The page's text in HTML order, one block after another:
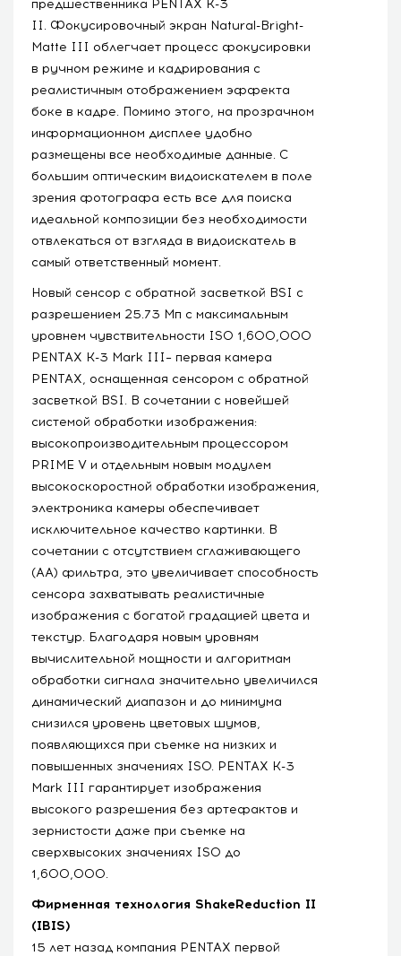
предшественника PENTAX K-3
II. Фокусировочный экран Natural-Bright-
Matte III облегчает процесс фокусировки
в ручном режиме и кадрирования с
реалистичным отображением эффекта
боке в кадре. Помимо этого, на прозрачном
информационном дисплее удобно
размещены все необходимые данные. С
большим оптическим видоискателем в поле
зрения фотографа есть все для поиска
идеальной композиции без необходимости
отвлекаться от взгляда в видоискатель в
самый ответственный момент.
Новый сенсор с обратной засветкой BSI с
разрешением 25.73 Мп с максимальным
уровнем чувствительности ISO 1,600,000
PENTAX K-3 Mark III– первая камера
PENTAX, оснащенная сенсором с обратной
засветкой BSI. В сочетании с новейшей
системой обработки изображения:
высокопроизводительным процессором
PRIME V и отдельным новым модулем
высокоскоростной обработки изображения,
электроника камеры обеспечивает
исключительное качество картинки. В
сочетании с отсутствием сглаживающего
(AA) фильтра, это увеличивает способность
сенсора захватывать реалистичные
изображения с богатой градацией цвета и
текстур. Благодаря новым уровням
вычислительной мощности и алгоритмам
обработки сигнала значительно увеличился
динамический диапазон и до минимума
снизился уровень цветовых шумов,
появляющихся при съемке на низких и
повышенных значениях ISO. PENTAX K-3
Mark III гарантирует изображения
высокого разрешения без артефактов и
зернистости даже при съемке на
сверхвысоких значениях ISO до
1,600,000.
Фирменная технология ShakeReduction II
(IBIS)
15 лет назад компания PENTAX первой